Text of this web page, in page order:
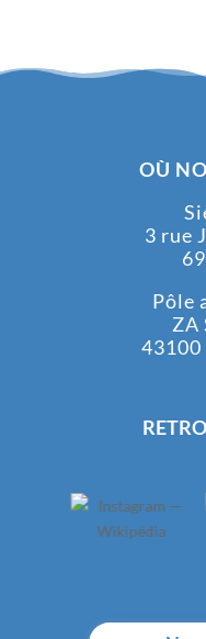
OÙ
3 rue
Pôle
ZA